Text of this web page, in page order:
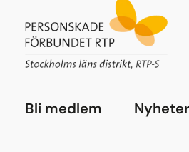
Bli medlem Nyheter